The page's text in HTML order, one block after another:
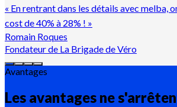
« En rentrant dans les détails avec melba,
cost de 40% à 28% ! »
Romain Roques
Fondateur de La Brigade de Véro
Avantages
Les avantages ne